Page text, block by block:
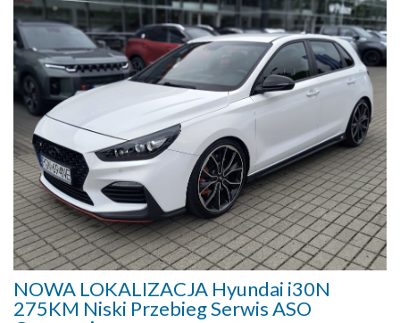
NOWA LOKALIZACJA Hyundai i30N
275KM Niski Przebieg Serwis ASO